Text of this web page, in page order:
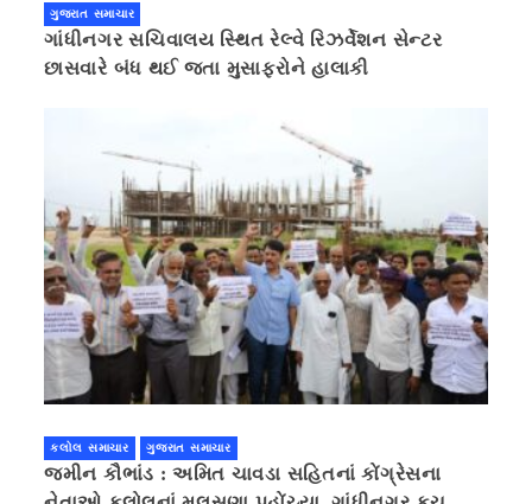
ગુજરાત સમાચાર
ગાંધીનગર સચિવાલય સ્થિત રેલ્વે રિઝર્વેશન સેન્ટર
છાસવારે બંધ થઈ જતા મુસાફરોને હાલાકી
કલોલ સમાચાર ગુજરાત સમાચાર
જમીન કૌભાંડ : અમિત ચાવડા સહિતનાં કોંગ્રેસના